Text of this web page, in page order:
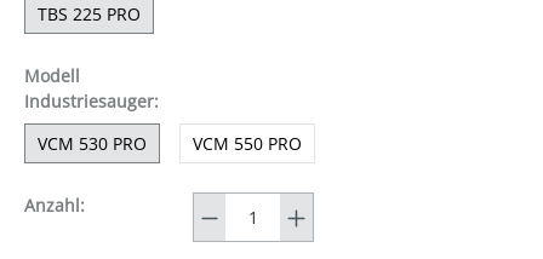
TBS 225 PRO
Modell
Industriesaugerauswählen
:
VCM 530 PRO
VCM 550 PRO
Anzahl: